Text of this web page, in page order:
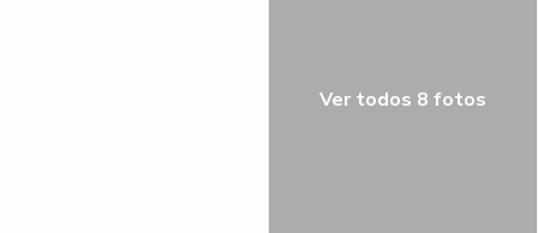
Ver todos 8 fotos